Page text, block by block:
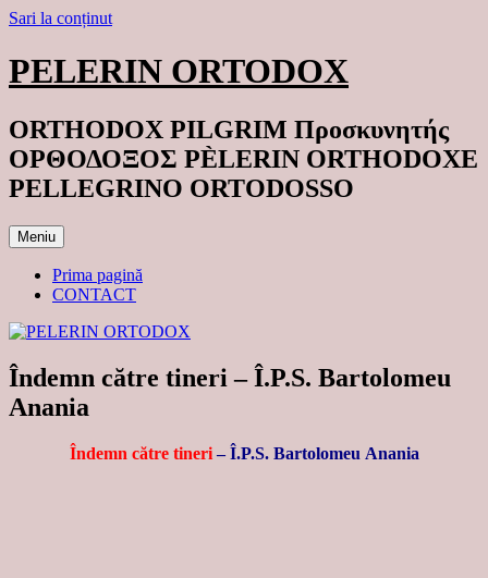
Sari la conținut
PELERIN ORTODOX
ORTHODOX PILGRIM Προσκυνητής
ΟΡΘΟΔΟΞΟΣ PÈLERIN ORTHODOXE
PELLEGRINO ORTODOSSO
Meniu
Prima pagină
CONTACT
Îndemn către tineri – Î.P.S. Bartolomeu
Anania
Îndemn către tineri– Î.P.S. Bartolomeu Anania